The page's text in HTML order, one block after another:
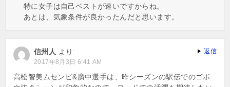
特に女子は自己ベストが速いですからね。
あとは、気象条件が良かったんだと思います。
信州人 より:
2017年8月3日 6:41 AM
高松智美ムセンビ&廣中選手は、昨シーズンの駅伝でのゴボ
返信